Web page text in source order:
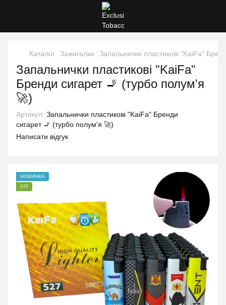
Каталог Зажигалки Запальнички пластикові "KaiFa"
Запальнички пластикові "KaiFa"
Бренди сигарет 🚬 (турбо полум'я
🚀)
Артикул: Запальнички пластикові "KaiFa" Бренди
сигарет 🚬 (турбо полум'я 🚀)
Написати відгук
НОВИНКА
ХІТ